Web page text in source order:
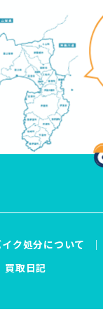
ク処分について
買取日記